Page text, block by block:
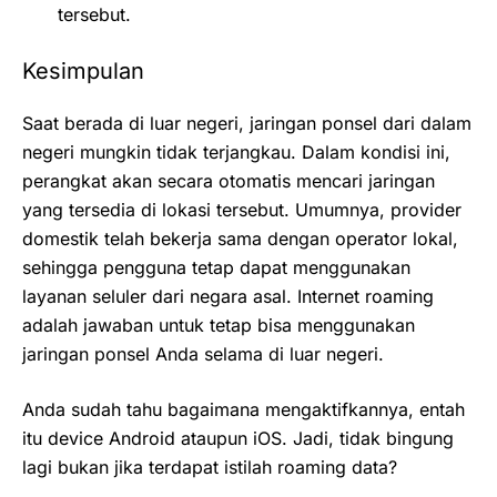
tersebut.
Kesimpulan
Saat berada di luar negeri, jaringan ponsel dari dalam
negeri mungkin tidak terjangkau. Dalam kondisi ini,
perangkat akan secara otomatis mencari jaringan
yang tersedia di lokasi tersebut. Umumnya, provider
domestik telah bekerja sama dengan operator lokal,
sehingga pengguna tetap dapat menggunakan
layanan seluler dari negara asal. Internet roaming
adalah jawaban untuk tetap bisa menggunakan
jaringan ponsel Anda selama di luar negeri.
Anda sudah tahu bagaimana mengaktifkannya, entah
itu device Android ataupun iOS. Jadi, tidak bingung
lagi bukan jika terdapat istilah roaming data?